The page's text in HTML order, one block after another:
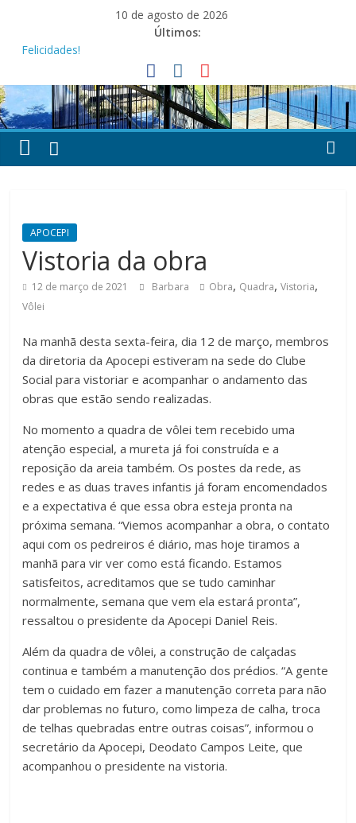
10 de agosto de 2026
Últimos:
Felicidades!
Festa dos Pais e das Mães da APOCEPI
APOCEPI conquista a primeira vitória no Campeonato 50tão!
Parabéns!
APOCEPI
Vistoria da obra
12 de março de 2021 Barbara Obra, Quadra,Vistoria,
Vôlei
Na manhã desta sexta-feira, dia 12 de março, membros
da diretoria da Apocepi estiveram na sede do Clube
Social para vistoriar e acompanhar o andamento das
obras que estão sendo realizadas.
No momento a quadra de vôlei tem recebido uma
atenção especial, a mureta já foi construída e a
reposição da areia também. Os postes da rede, as
redes e as duas traves infantis já foram encomendados
e a expectativa é que essa obra esteja pronta na
próxima semana. “Viemos acompanhar a obra, o contato
aqui com os pedreiros é diário, mas hoje tiramos a
manhã para vir ver como está ficando. Estamos
satisfeitos, acreditamos que se tudo caminhar
normalmente, semana que vem ela estará pronta”,
ressaltou o presidente da Apocepi Daniel Reis.
Além da quadra de vôlei, a construção de calçadas
continua e também a manutenção dos prédios. “A gente
tem o cuidado em fazer a manutenção correta para não
dar problemas no futuro, como limpeza de calha, troca
de telhas quebradas entre outras coisas”, informou o
secretário da Apocepi, Deodato Campos Leite, que
acompanhou o presidente na vistoria.